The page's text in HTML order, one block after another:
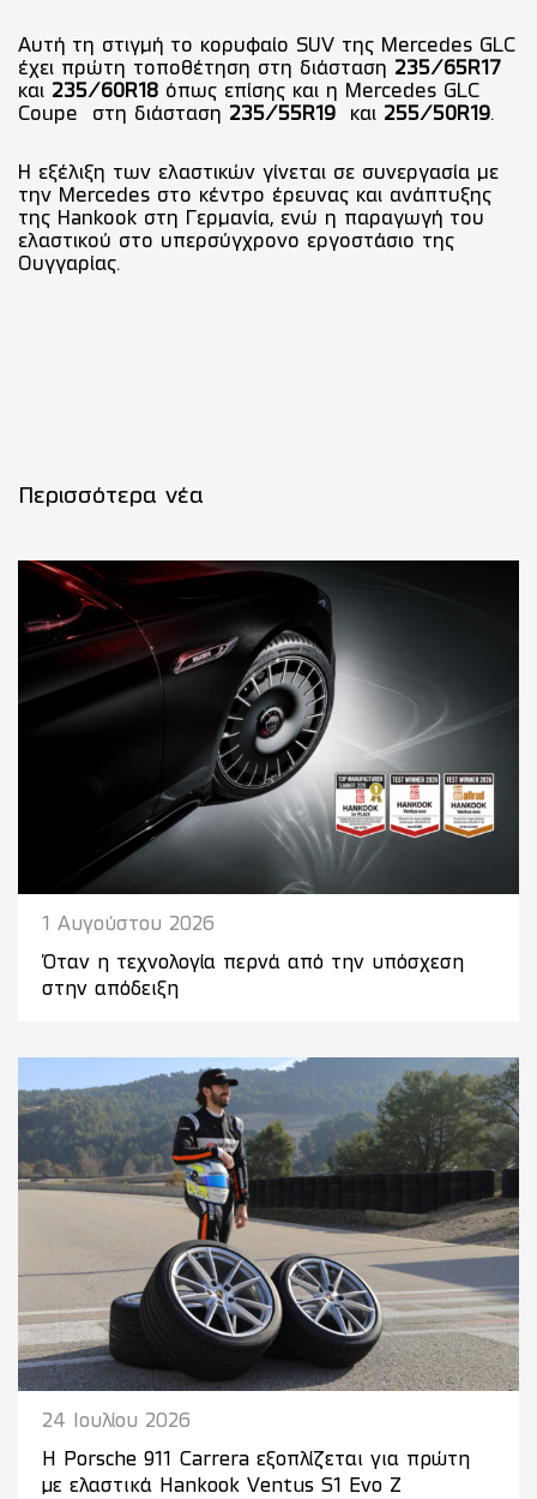
Αυτή τη στιγμή το κορυφαίο SUV της Mercedes GLC
έχει πρώτη τοποθέτηση στη διάσταση 235/65R17
και 235/60R18 όπως επίσης και η Mercedes GLC
Coupe στη διάσταση 235/55R19 και 255/50R19.
H εξέλιξη των ελαστικών γίνεται σε συνεργασία με
την Mercedes στο κέντρο έρευνας και ανάπτυξης
της Hankook στη Γερμανία, ενώ η παραγωγή του
ελαστικού στο υπερσύγχρονο εργοστάσιο της
Ουγγαρίας.
Περισσότερα νέα
1 Αυγούστου 2026
Όταν η τεχνολογία περνά από την υπόσχεση
στην απόδειξη
24 Ιουλίου 2026
Η Porsche 911 Carrera εξοπλίζεται για πρώτη
με ελαστικά Hankook Ventus S1 Evo Z